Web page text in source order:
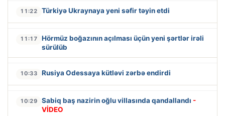
11:22 Türkiyə Ukraynaya yeni səfir təyin etdi
11:17
Hörmüz boğazının açılması üçün yeni şərtlər irəli
sürülüb
10:33 Rusiya Odessaya kütləvi zərbə endirdi
10:29 Sabiq baş nazirin oğlu villasında qandallandı -
VİDEO